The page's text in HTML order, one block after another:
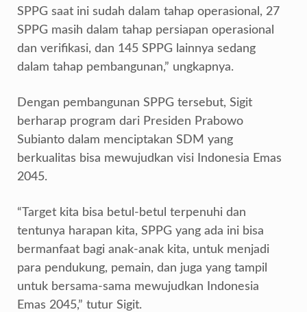
SPPG saat ini sudah dalam tahap operasional, 27
SPPG masih dalam tahap persiapan operasional
dan verifikasi, dan 145 SPPG lainnya sedang
dalam tahap pembangunan,” ungkapnya.
Dengan pembangunan SPPG tersebut, Sigit
berharap program dari Presiden Prabowo
Subianto dalam menciptakan SDM yang
berkualitas bisa mewujudkan visi Indonesia Emas
2045.
“Target kita bisa betul-betul terpenuhi dan
tentunya harapan kita, SPPG yang ada ini bisa
bermanfaat bagi anak-anak kita, untuk menjadi
para pendukung, pemain, dan juga yang tampil
untuk bersama-sama mewujudkan Indonesia
Emas 2045,” tutur Sigit.